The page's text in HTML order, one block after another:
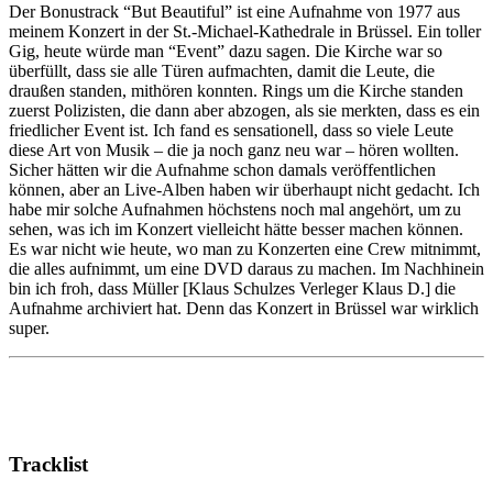
Der Bonustrack “But Beautiful” ist eine Aufnahme von 1977 aus
meinem Konzert in der St.-Michael-Kathedrale in Brüssel. Ein toller
Gig, heute würde man “Event” dazu sagen. Die Kirche war so
überfüllt, dass sie alle Türen aufmachten, damit die Leute, die
draußen standen, mithören konnten. Rings um die Kirche standen
zuerst Polizisten, die dann aber abzogen, als sie merkten, dass es ein
friedlicher Event ist. Ich fand es sensationell, dass so viele Leute
diese Art von Musik – die ja noch ganz neu war – hören wollten.
Sicher hätten wir die Aufnahme schon damals veröffentlichen
können, aber an Live-Alben haben wir überhaupt nicht gedacht. Ich
habe mir solche Aufnahmen höchstens noch mal angehört, um zu
sehen, was ich im Konzert vielleicht hätte besser machen können.
Es war nicht wie heute, wo man zu Konzerten eine Crew mitnimmt,
die alles aufnimmt, um eine DVD daraus zu machen. Im Nachhinein
bin ich froh, dass Müller [Klaus Schulzes Verleger Klaus D.] die
Aufnahme archiviert hat. Denn das Konzert in Brüssel war wirklich
super.
Tracklist